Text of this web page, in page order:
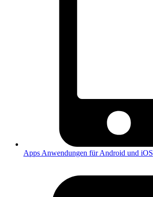
Apps Anwendungen für Android und iOS